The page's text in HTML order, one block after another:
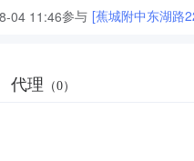
04 11:46参与 [蕉城附中东湖路
代理 （0）